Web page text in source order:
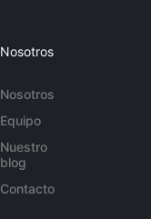
Nosotros
Nosotros
Equipo
Nuestro
blog
Contacto